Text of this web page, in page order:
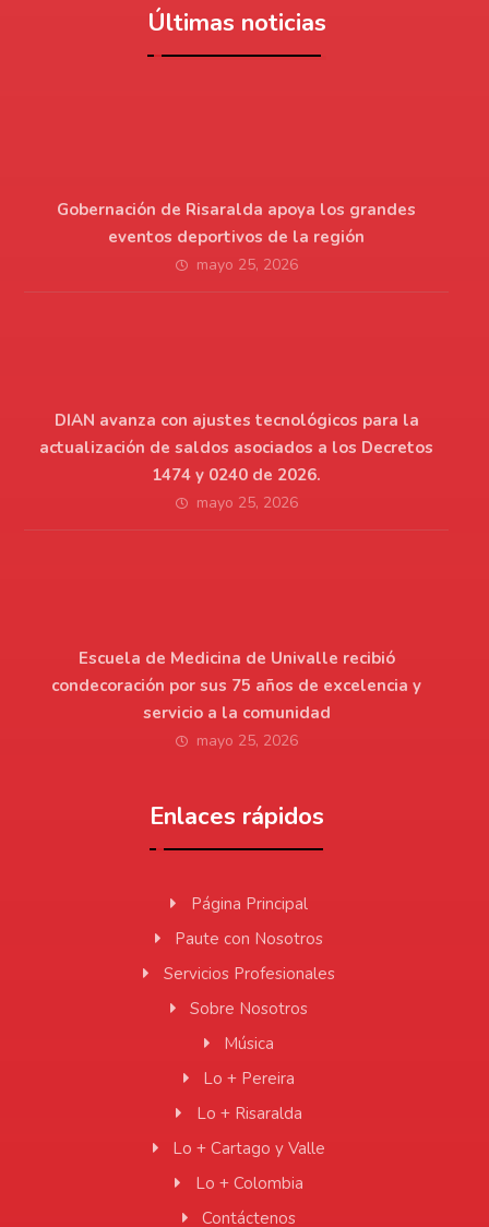
Últimas noticias
Gobernación de Risaralda apoya los grandes
eventos deportivos de la región
mayo 25, 2026
DIAN avanza con ajustes tecnológicos para la
actualización de saldos asociados a los Decretos
1474 y 0240 de 2026.
mayo 25, 2026
Escuela de Medicina de Univalle recibió
condecoración por sus 75 años de excelencia y
servicio a la comunidad
mayo 25, 2026
Enlaces rápidos
Página Principal
Paute con Nosotros
Servicios Profesionales
Sobre Nosotros
Música
Lo + Pereira
Lo + Risaralda
Lo + Cartago y Valle
Lo + Colombia
Contáctenos